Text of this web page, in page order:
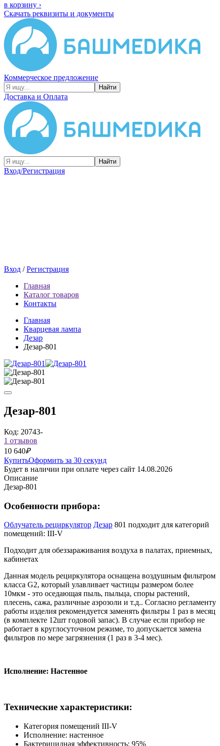
в корзину ›
Скачать реквизиты и документы
Коммерческое предложение
Найти
Доставка и Оплата
Найти
Вход/Регистрация
Вход /Регистрация
Главная
Каталог товаров
Контакты
Главная
Кварцевая лампа
Дезар
Дезар-801
Дезар-801
Код: 20743-
1 отзывов
10 640₽
КупитьОформить за 30 секунд
Будет в наличии при оплате через сайт 14.08.2026
Описание
Дезар-801
Особенности прибора:
Облучатель рециркулятор Дезар 801 подходит для категорий
помещений: III-V
Подходит для обеззараживания воздуха в палатах, приемных,
кабинетах
Данная модель рециркулятора оснащена воздушным фильтром
класса G2, который улавливает частицы размером более
10мкм - это оседающая пыль, пыльца, споры растений,
плесень, сажа, различные аэрозоли и т.д.. Согласно регламенту
работы изделия рекомендуется заменять фильтры 1 раз в месяц
(в комплекте 12шт годовой запас). В случае если прибор не
работает в круглосуточном режиме, то допускается замена
фильтров по мере загрязнения (1 раз в 3-4 мес).
Исполнение: Настенное
Технические характеристики:
Категория помещений III-V
Исполнение: настенное
Бактерицидная эффективность: 95%